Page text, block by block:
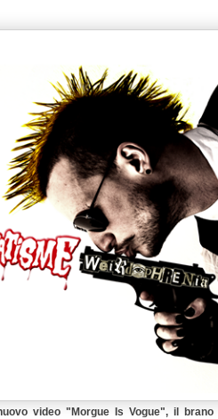
video " Morgue Is Vogue", il brano